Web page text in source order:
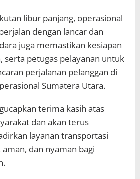
libur panjang, operasional
dengan lancar dan
juga memastikan kesiapan
serta petugas pelayanan untuk
perjalanan pelanggan di
Sumatera Utara.
terima kasih atas
dan akan terus
layanan transportasi
dan nyaman bagi